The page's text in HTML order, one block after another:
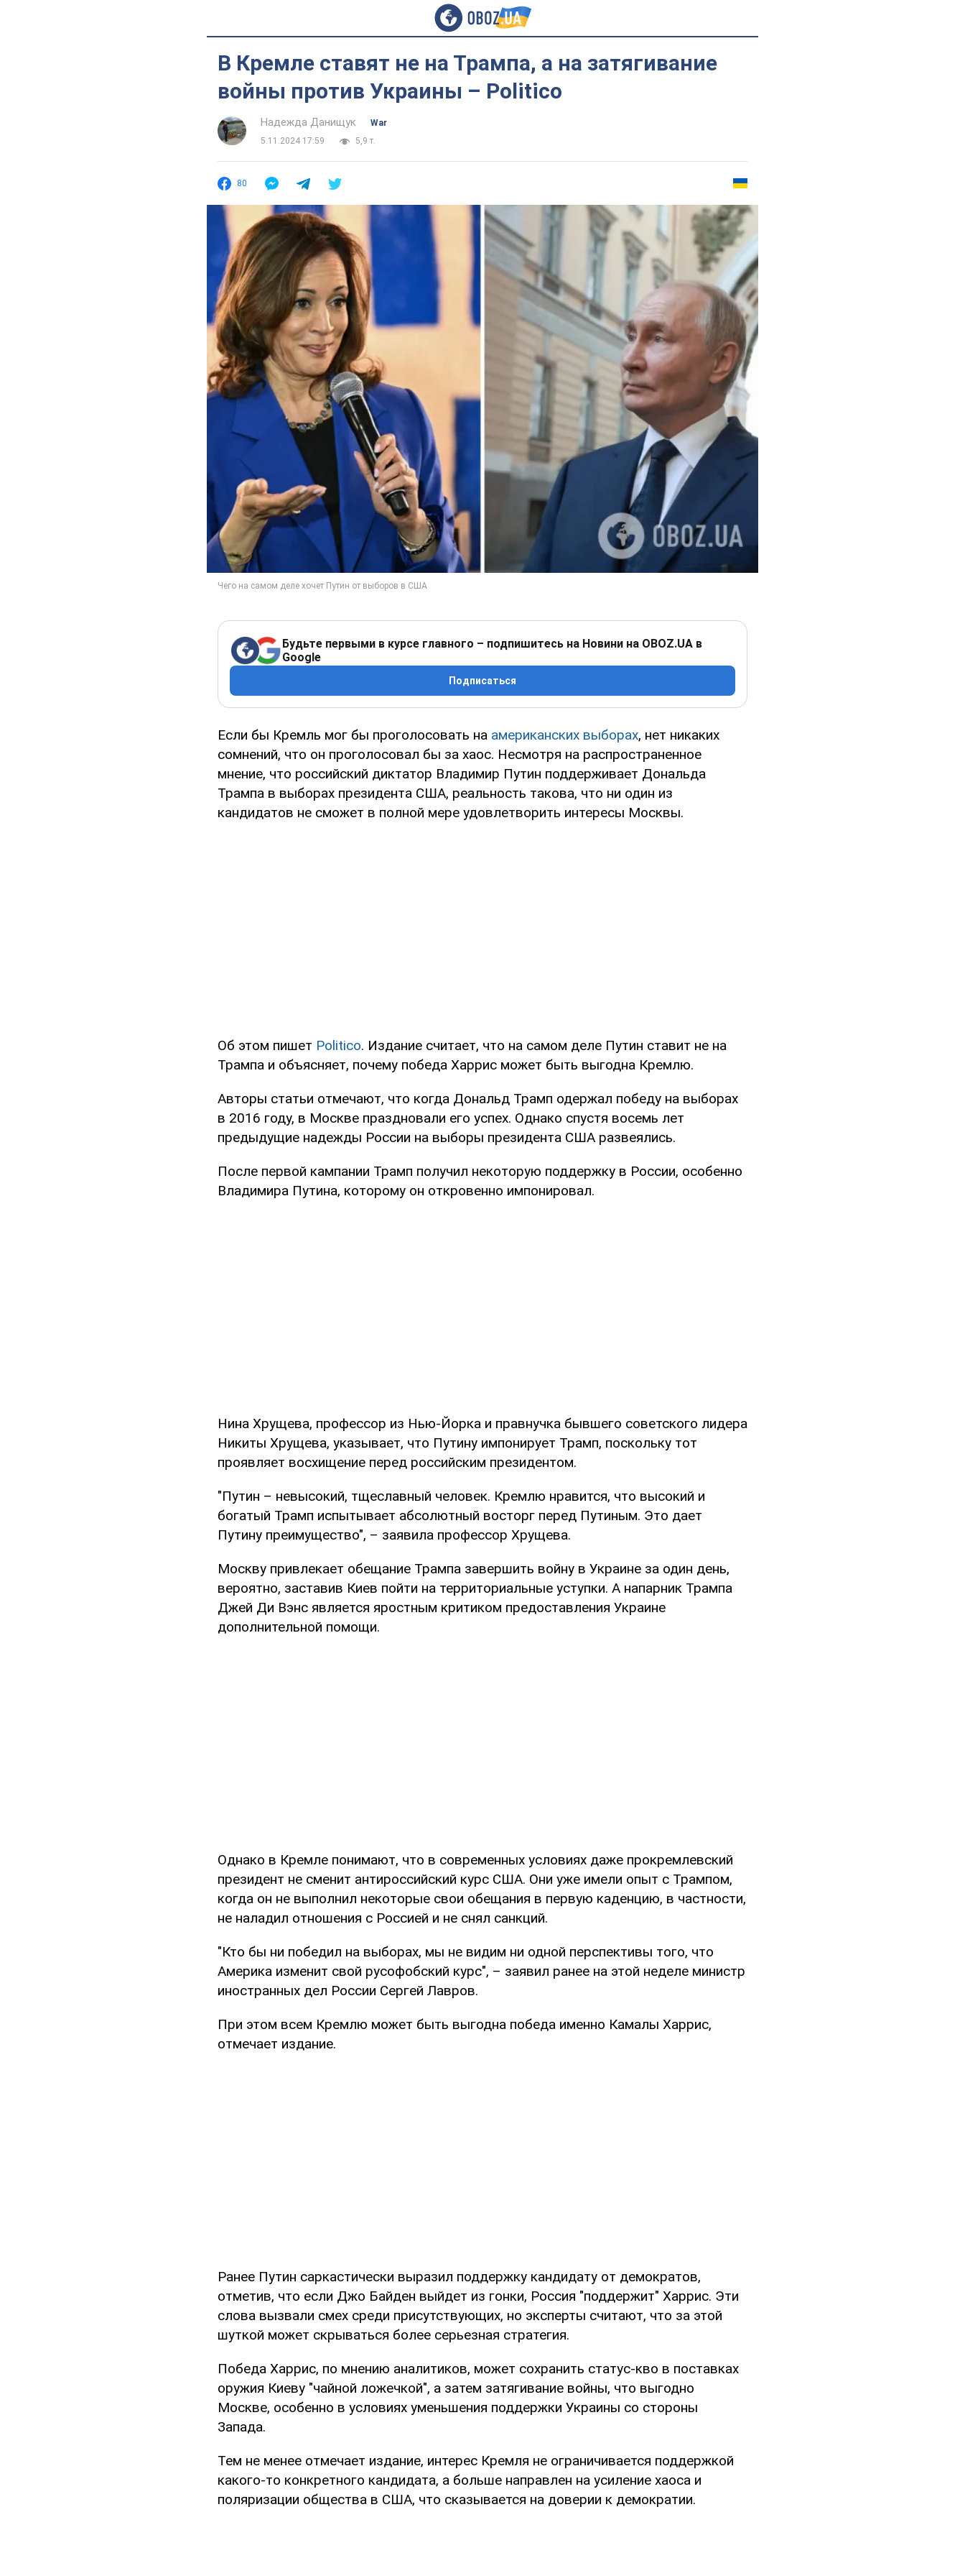
В Кремле ставят не на Трампа, а на затягивание
войны против Украины – Politico
Надежда Данищук
War
5.11.2024 17:59
5,9 т.
80
Будьте первыми в курсе главного – подпишитесь на Новини на OBOZ.UA в
Google
Подписаться
Если бы Кремль мог бы проголосовать на американских выборах, нет никаких
сомнений, что он проголосовал бы за хаос. Несмотря на распространенное
мнение, что российский диктатор Владимир Путин поддерживает Дональда
Трампа в выборах президента США, реальность такова, что ни один из
кандидатов не сможет в полной мере удовлетворить интересы Москвы.
Об этом пишет Politico. Издание считает, что на самом деле Путин ставит не на
Трампа и объясняет, почему победа Харрис может быть выгодна Кремлю.
Авторы статьи отмечают, что когда Дональд Трамп одержал победу на выборах
в 2016 году, в Москве праздновали его успех. Однако спустя восемь лет
предыдущие надежды России на выборы президента США развеялись.
После первой кампании Трамп получил некоторую поддержку в России, особенно
Владимира Путина, которому он откровенно импонировал.
Нина Хрущева, профессор из Нью-Йорка и правнучка бывшего советского лидера
Никиты Хрущева, указывает, что Путину импонирует Трамп, поскольку тот
проявляет восхищение перед российским президентом.
"Путин – невысокий, тщеславный человек. Кремлю нравится, что высокий и
богатый Трамп испытывает абсолютный восторг перед Путиным. Это дает
Путину преимущество", – заявила профессор Хрущева.
Москву привлекает обещание Трампа завершить войну в Украине за один день,
вероятно, заставив Киев пойти на территориальные уступки. А напарник Трампа
Джей Ди Вэнс является яростным критиком предоставления Украине
дополнительной помощи.
Однако в Кремле понимают, что в современных условиях даже прокремлевский
президент не сменит антироссийский курс США. Они уже имели опыт с Трампом,
когда он не выполнил некоторые свои обещания в первую каденцию, в частности,
не наладил отношения с Россией и не снял санкций.
"Кто бы ни победил на выборах, мы не видим ни одной перспективы того, что
Америка изменит свой русофобский курс", – заявил ранее на этой неделе министр
иностранных дел России Сергей Лавров.
При этом всем Кремлю может быть выгодна победа именно Камалы Харрис,
отмечает издание.
Ранее Путин саркастически выразил поддержку кандидату от демократов,
отметив, что если Джо Байден выйдет из гонки, Россия "поддержит" Харрис. Эти
слова вызвали смех среди присутствующих, но эксперты считают, что за этой
шуткой может скрываться более серьезная стратегия.
Победа Харрис, по мнению аналитиков, может сохранить статус-кво в поставках
оружия Киеву "чайной ложечкой", а затем затягивание войны, что выгодно
Москве, особенно в условиях уменьшения поддержки Украины со стороны
Запада.
Тем не менее отмечает издание, интерес Кремля не ограничивается поддержкой
какого-то конкретного кандидата, а больше направлен на усиление хаоса и
поляризации общества в США, что сказывается на доверии к демократии.